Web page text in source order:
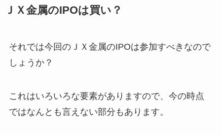
ＪＸ金属のIPOは買い？
それでは今回のＪＸ金属のIPOは参加すべきなので
しょうか？
これはいろいろな要素がありますので、今の時点
ではなんとも言えない部分もあります。